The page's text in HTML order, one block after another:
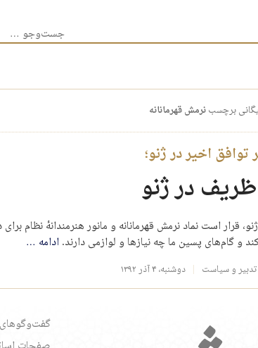
جست‌وجو برای:
برچسبنرمش قهرمانانه
اخیر در ژنو؛
در ژنو
قرار است نماد نرمش قهرمانانه و مانور هنرمندانهٔ
و گام‌های پسین ما چه نیازها و لوازمی دارند.ادامه …
تدبیر و سیاست دوشنبه، ۴ آذر ۱۳۹۲